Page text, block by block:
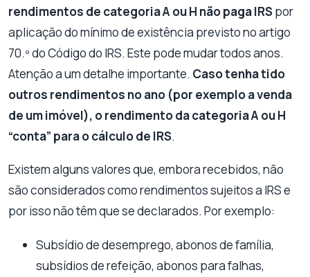
rendimentos de categoria A ou H não paga IRSpor
aplicação do mínimo de existência previsto no artigo
70.º do Código do IRS. Este pode mudar todos anos.
Atenção a um detalhe importante. Caso tenha tido
outros rendimentos no ano (por exemplo a venda
de um imóvel), o rendimento da categoria A ou H
“conta” para o cálculo de IRS.
Existem alguns valores que, embora recebidos, não
são considerados como rendimentos sujeitos a IRS e
por isso não têm que se declarados. Por exemplo:
Subsídio de desemprego, abonos de família,
subsídios de refeição, abonos para falhas,